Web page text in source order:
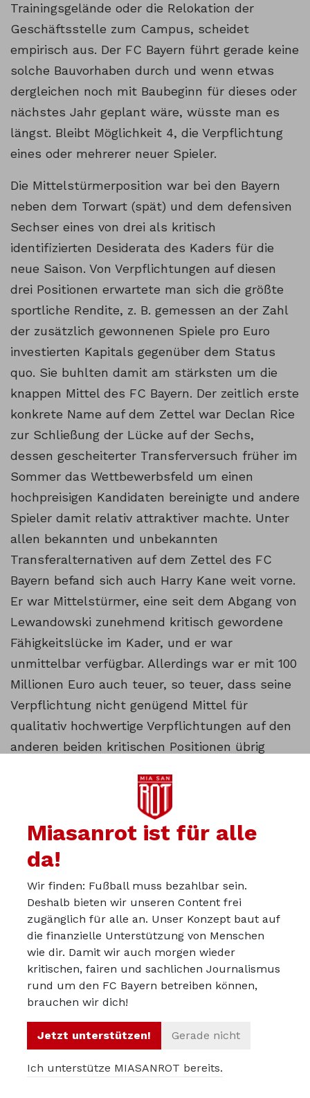
Trainingsgelände oder die Relokation der
Geschäftsstelle zum Campus, scheidet
empirisch aus. Der FC Bayern führt gerade keine
solche Bauvorhaben durch und wenn etwas
dergleichen noch mit Baubeginn für dieses oder
nächstes Jahr geplant wäre, wüsste man es
längst. Bleibt Möglichkeit 4, die Verpflichtung
eines oder mehrerer neuer Spieler.
Die Mittelstürmerposition war bei den Bayern
neben dem Torwart (spät) und dem defensiven
Sechser eines von drei als kritisch
identifizierten Desiderata des Kaders für die
neue Saison. Von Verpflichtungen auf diesen
drei Positionen erwartete man sich die größte
sportliche Rendite, z. B. gemessen an der Zahl
der zusätzlich gewonnenen Spiele pro Euro
investierten Kapitals gegenüber dem Status
quo. Sie buhlten damit am stärksten um die
knappen Mittel des FC Bayern. Der zeitlich erste
konkrete Name auf dem Zettel war Declan Rice
zur Schließung der Lücke auf der Sechs,
dessen gescheiterter Transferversuch früher im
Sommer das Wettbewerbsfeld um einen
hochpreisigen Kandidaten bereinigte und andere
Spieler damit relativ attraktiver machte. Unter
allen bekannten und unbekannten
Transferalternativen auf dem Zettel des FC
Bayern befand sich auch Harry Kane weit vorne.
Er war Mittelstürmer, eine seit dem Abgang von
Lewandowski zunehmend kritisch gewordene
Fähigkeitslücke im Kader, und er war
unmittelbar verfügbar. Allerdings war er mit 100
Millionen Euro auch teuer, so teuer, dass seine
Verpflichtung nicht genügend Mittel für
qualitativ hochwertige Verpflichtungen auf den
anderen beiden kritischen Positionen übrig
Verpflichten wir Kane heute und dafür keinen
namhaften Sechser (und/oder keinen
namhaften Torwart) mehr, weil wir beides
gleichzeitig nicht finanzieren können? Oder
verpflichten wir Kane nicht und dafür je einen
mittelpreisigen Sechser und anderen Stürmer
(und/oder ggf. Torwart)? Oder verpflichten wir
in diesem Sommer gar keinen Spieler und
stattdessen Kane in einem Jahr, dafür aber
günstiger? Oder verpflichten wir in diesem
Sommer gar keinen Spieler und statt Kane im
Spieler, die heute noch nicht verfügbar sind?
Wie oben bereits aufgezeigt, bedingen die
Miasanrot ist für alle
da!
Wir finden: Fußball muss bezahlbar sein.
Deshalb bieten wir unseren Content frei
zugänglich für alle an. Unser Konzept baut auf
die finanzielle Unterstützung von Menschen
wie dir. Damit wir auch morgen wieder
kritischen, fairen und sachlichen Journalismus
rund um den FC Bayern betreiben können,
brauchen wir dich!
Jetzt unterstützen! Gerade nicht
Ich unterstütze MIASANROT bereits.